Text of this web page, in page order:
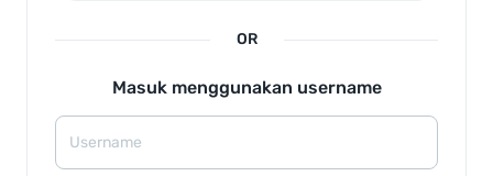
OR
Masuk menggunakan username